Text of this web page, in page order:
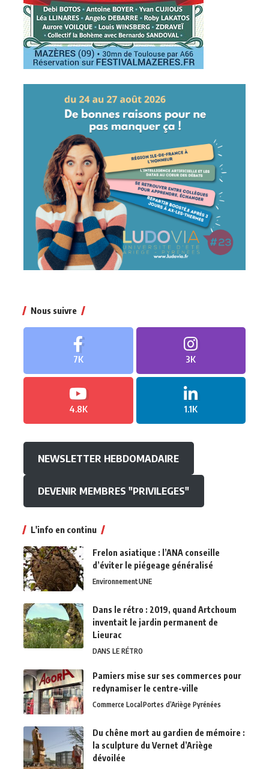
Nous suivre
7K 3K
4.8K 1.1K
NEWSLETTER HEBDOMADAIRE
DEVENIR MEMBRES "PRIVILEGES"
L'info en continu
Frelon asiatique : l’ANA conseille
d’éviter le piégeage généralisé
EnvironnementUNE
Dans le rétro : 2019, quand Artchoum
inventait le jardin permanent de
Lieurac
DANS LE RÉTRO
Pamiers mise sur ses commerces pour
redynamiser le centre-ville
Commerce LocalPortes d’Ariège Pyrénées
Du chêne mort au gardien de mémoire :
la sculpture du Vernet d’Ariège
dévoilée